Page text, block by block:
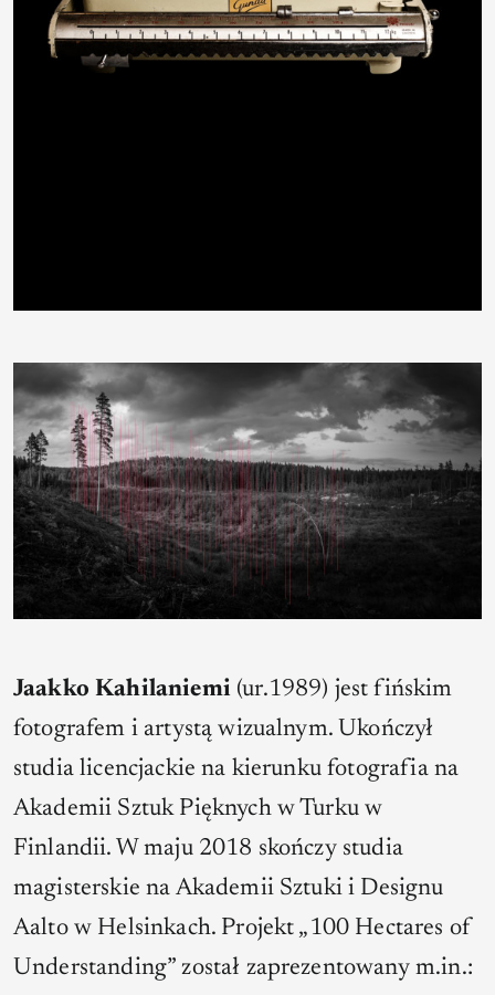
Jaakko Kahilaniemi(ur.1989) jest fińskim
fotografem i artystą wizualnym. Ukończył
studia licencjackie na kierunku fotografia na
Akademii Sztuk Pięknych w Turku w
Finlandii. W maju 2018 skończy studia
magisterskie na Akademii Sztuki i Designu
Aalto w Helsinkach. Projekt „100 Hectares of
Understanding” został zaprezentowany m.in.: